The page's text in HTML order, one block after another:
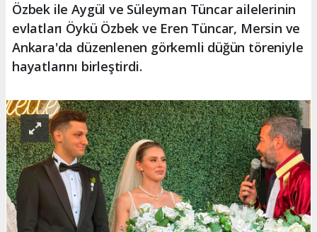
Özbek ile Aygül ve Süleyman Tüncar ailelerinin
evlatları Öykü Özbek ve Eren Tüncar, Mersin ve
Ankara'da düzenlenen görkemli düğün töreniyle
hayatlarını birleştirdi.